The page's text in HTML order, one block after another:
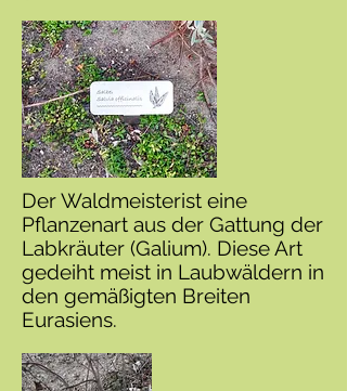
Der Waldmeisterist eine
Pflanzenart aus der Gattung der
Labkräuter (Galium). Diese Art
gedeiht meist in Laubwäldern in
den gemäßigten Breiten
Eurasiens.